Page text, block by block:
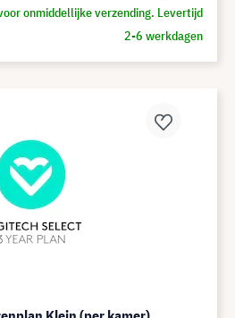
onmiddellijke verzending. Levertijd
2-6 werkdagen